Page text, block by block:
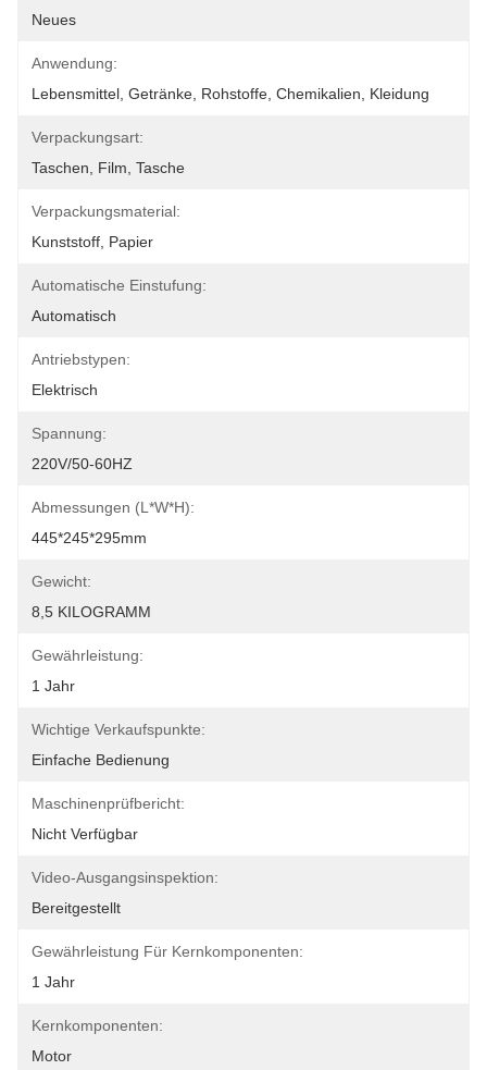
Neues
Anwendung:
Lebensmittel, Getränke, Rohstoffe, Chemikalien, Kleidung
Verpackungsart:
Taschen, Film, Tasche
Verpackungsmaterial:
Kunststoff, Papier
Automatische Einstufung:
Automatisch
Antriebstypen:
Elektrisch
Spannung:
220V/50-60HZ
Abmessungen (L*W*H):
445*245*295mm
Gewicht:
8,5 KILOGRAMM
Gewährleistung:
1 Jahr
Wichtige Verkaufspunkte:
Einfache Bedienung
Maschinenprüfbericht:
Nicht Verfügbar
Video-Ausgangsinspektion:
Bereitgestellt
Gewährleistung Für Kernkomponenten:
1 Jahr
Kernkomponenten:
Motor